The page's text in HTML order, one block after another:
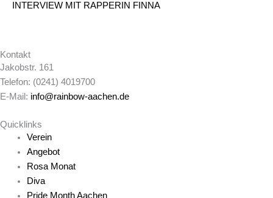
INTERVIEW MIT RAPPERIN FINNA
Kontakt
Jakobstr. 161
Telefon: (0241) 4019700
E-Mail: info@rainbow-aachen.de
Quicklinks
Verein
Angebot
Rosa Monat
Diva
Pride Month Aachen